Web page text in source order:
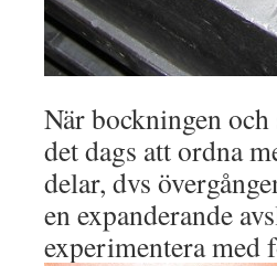
När bockningen
det dags att ordna
delar, dvs
en expanderande
experimentera med